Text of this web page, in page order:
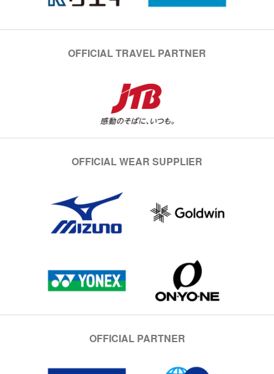
OFFICIAL TRAVEL PARTNER
OFFICIAL WEAR SUPPLIER
OFFICIAL PARTNER